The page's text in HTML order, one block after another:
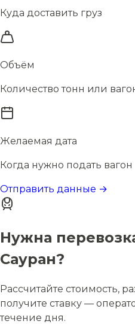
Куда доставить груз
Объём
Количество тонн или
Желаемая дата
Когда нужно подать вагон
Отправить данные →
Нужна
Сауран?
Рассчитайте стоимость,
получите ставку —
течение дня.